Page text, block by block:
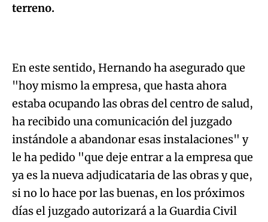
terreno.
En este sentido, Hernando ha asegurado que
"hoy mismo la empresa, que hasta ahora
estaba ocupando las obras del centro de salud,
ha recibido una comunicación del juzgado
instándole a abandonar esas instalaciones" y
le ha pedido "que deje entrar a la empresa que
ya es la nueva adjudicataria de las obras y que,
si no lo hace por las buenas, en los próximos
días el juzgado autorizará a la Guardia Civil